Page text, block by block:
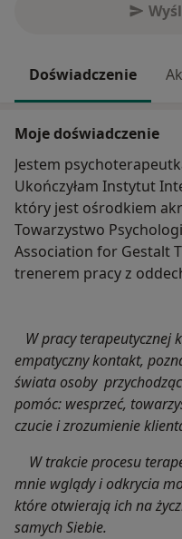
Doświadczenie
Moje doświadczenie
Jestem
Ukończyłam Instytut
który jest ośrodkiem
Towarzystwo
Association for Gestalt
trenerem pracy z
W pracy terapeutycznej
empatyczny kontakt,
świata osoby
pomóc: wesprzeć,
czucie i zrozumienie
W trakcie procesu
mnie wglądy i odkrycia
które otwierają ich na
samych Siebie.